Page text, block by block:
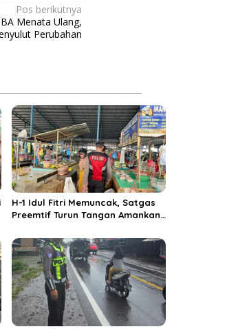
Pos berikutnya
Menata Ulang,
Perubahan
H-1 Idul Fitri Memuncak, Satgas
Preemtif Turun Tangan Amankan